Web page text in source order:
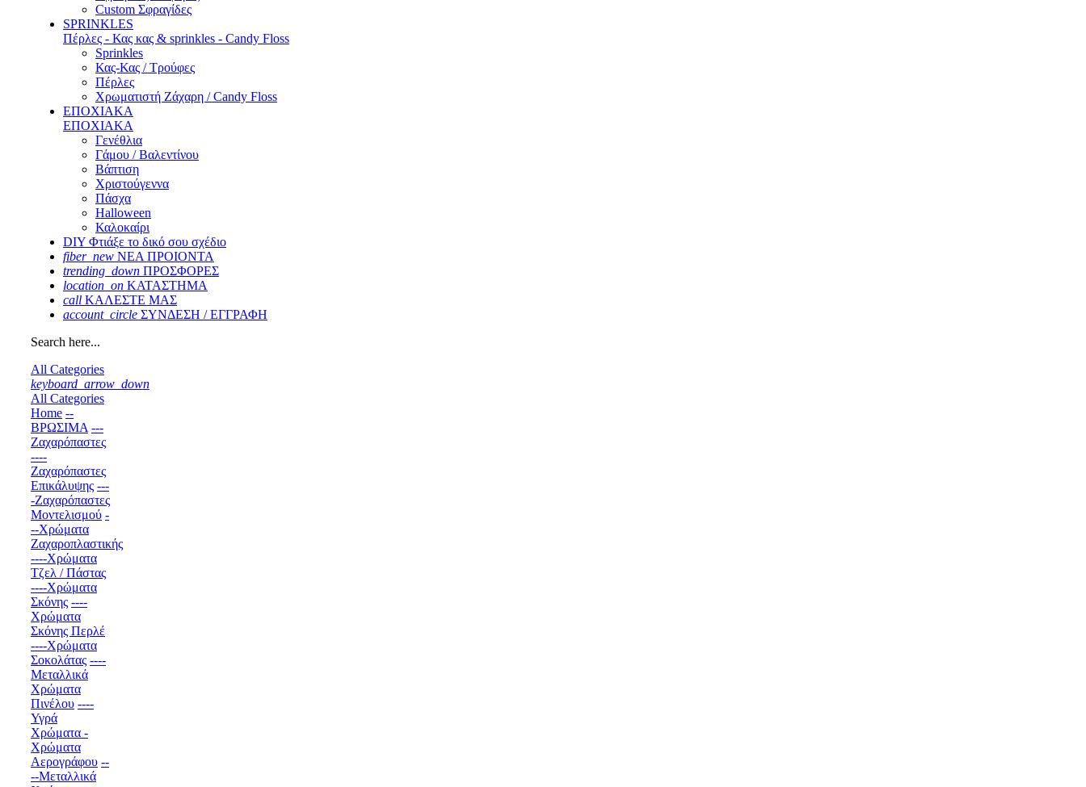
Custom Σφραγίδες
SPRINKLES
Πέρλες - Κας κας & sprinkles - Candy Floss
Sprinkles
Κας-Κας / Τρούφες
Πέρλες
Χρωματιστή Ζάχαρη / Candy Floss
ΕΠΟΧΙΑΚΑ
ΕΠΟΧΙΑΚΑ
Γενέθλια
Γάμου / Βαλεντίνου
Βάπτιση
Χριστούγεννα
Πάσχα
Halloween
Καλοκαίρι
DIY Φτιάξε το δικό σου σχέδιο
fiber_new ΝΕΑ ΠΡΟΙΟΝΤΑ
trending_down ΠΡΟΣΦΟΡΕΣ
location_on ΚΑΤΑΣΤΗΜΑ
call ΚΑΛΕΣΤΕ ΜΑΣ
account_circle ΣΥΝΔΕΣΗ / ΕΓΓΡΑΦΗ
Search here...
All Categories
keyboard_arrow_down
All Categories
Home --
ΒΡΩΣΙΜΑ ---
Ζαχαρόπαστες
----
Ζαχαρόπαστες
Επικάλυψης ---
-Ζαχαρόπαστες
Μοντελισμού -
--Χρώματα
Ζαχαροπλαστικής
----Χρώματα
Τζελ / Πάστας
----Χρώματα
Σκόνης ----
Χρώματα
Σκόνης Περλέ
----Χρώματα
Σοκολάτας ----
Μεταλλικά
Χρώματα
Πινέλου ----
Υγρά
Χρώματα -
Χρώματα
Αερογράφου --
--Μεταλλικά